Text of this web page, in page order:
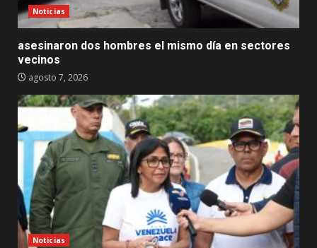
Noticias
asesinaron dos hombres el mismo día en sectores
vecinos
agosto 7, 2026
Noticias